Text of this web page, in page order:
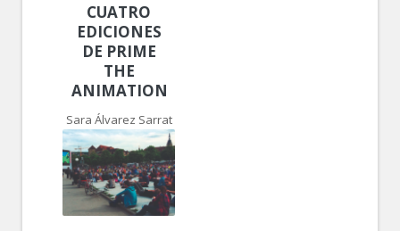
CUATRO
EDICIONES
DE PRIME
THE
ANIMATION!
Sara Álvarez Sarrat